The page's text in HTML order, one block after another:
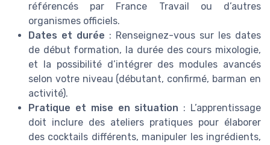
référencés par France Travail ou d’autres
organismes officiels.
Dates et durée : Renseignez-vous sur les dates
de début formation, la durée des cours mixologie,
et la possibilité d’intégrer des modules avancés
selon votre niveau (débutant, confirmé, barman en
activité).
Pratique et mise en situation : L’apprentissage
doit inclure des ateliers pratiques pour élaborer
des cocktails différents, manipuler les ingrédients,